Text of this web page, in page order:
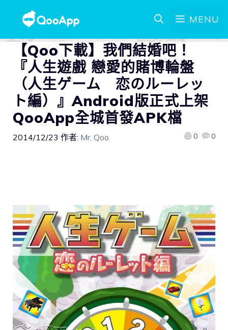
MENU
【Qoo下載】我們結婚吧！
『人生遊戲 戀愛的賭博輪盤
（人生ゲーム 恋のルーレッ
ト編）』Android版正式上架
QooApp全城首發APK檔
2014/12/23 作者: Mr. Qoo 0 0